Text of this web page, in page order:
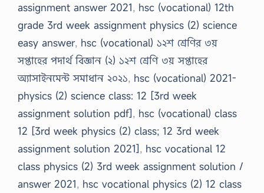
assignment answer 2021, hsc (vocational) 12th
grade 3rd week assignment physics (2) science
easy answer, hsc (vocational) ১২শ শ্রেণির ৩য়
সপ্তাহের পদার্থ বিজ্ঞান (২) ১২শ শ্রেণি ৩য় সপ্তাহের
অ্যাসাইনমেন্ট সমাধান ২০২১, hsc (vocational) 2021-
physics (2) science class: 12 [3rd week
assignment solution pdf], hsc (vocational) class
12 [3rd week physics (2) class; 12 3rd week
assignment solution 2021], hsc vocational 12
class physics (2) 3rd week assignment solution /
answer 2021, hsc vocational physics (2) 12 class